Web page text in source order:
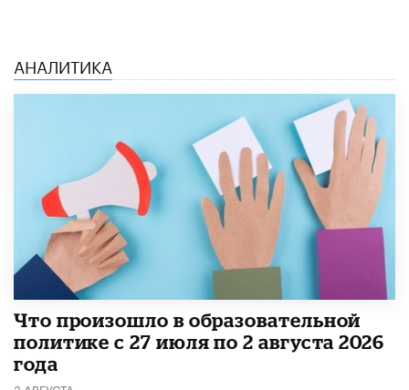
АНАЛИТИКА
​Что произошло в образовательной
политике с 27 июля по 2 августа 2026
года